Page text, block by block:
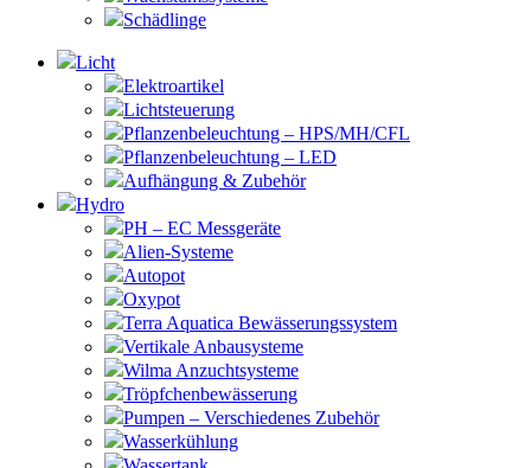
Schädlinge
Licht
Elektroartikel
Lichtsteuerung
Pflanzenbeleuchtung – HPS/MH/CFL
Pflanzenbeleuchtung – LED
Aufhängung & Zubehör
Hydro
PH – EC Messgeräte
Alien-Systeme
Autopot
Oxypot
Terra Aquatica Bewässerungssystem
Vertikale Anbausysteme
Wilma Anzuchtsysteme
Tröpfchenbewässerung
Pumpen – Verschiedenes Zubehör
Wasserkühlung